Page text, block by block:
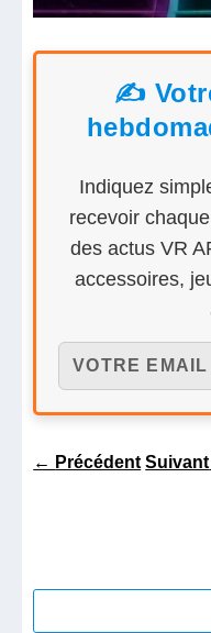
✍️
Indiquez
recevoir
des actus VR
accessoires,
← Précédent Suivant